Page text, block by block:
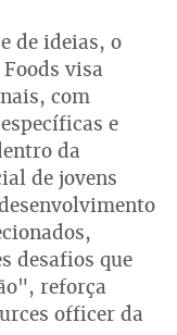
de ideias, o
visa
com
e
da
de jovens
desafios que
reforça
officer da